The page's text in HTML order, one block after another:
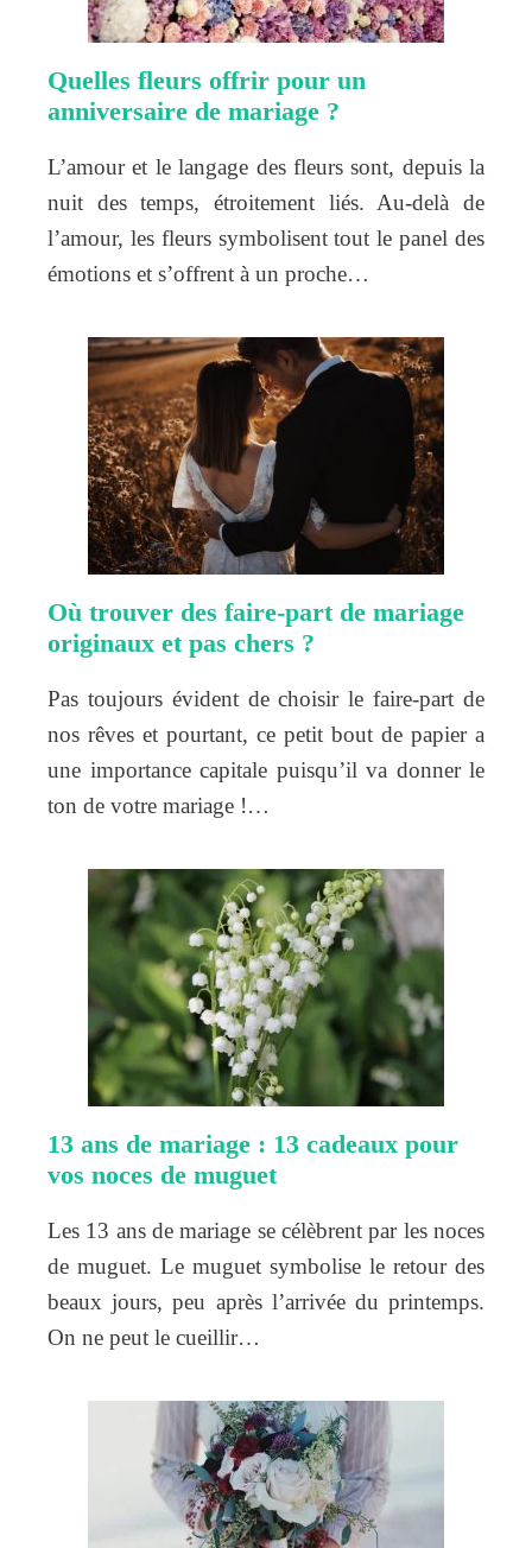
Quelles fleurs offrir pour un
anniversaire de mariage ?
L’amour et le langage des fleurs sont, depuis la
nuit des temps, étroitement liés. Au-delà de
l’amour, les fleurs symbolisent tout le panel des
émotions et s’offrent à un proche…
Où trouver des faire-part de mariage
originaux et pas chers ?
Pas toujours évident de choisir le faire-part de
nos rêves et pourtant, ce petit bout de papier a
une importance capitale puisqu’il va donner le
ton de votre mariage !…
13 ans de mariage : 13 cadeaux pour
vos noces de muguet
Les 13 ans de mariage se célèbrent par les noces
de muguet. Le muguet symbolise le retour des
beaux jours, peu après l’arrivée du printemps.
On ne peut le cueillir…